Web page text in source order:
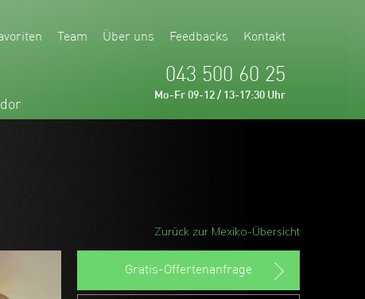
Team Über uns Feedbacks Kontakt
043 500 60 25
Mo-Fr 09-12 / 13-17:30 Uhr
Zurück zur Mexiko-Übersicht
Gratis-Offertenanfrage